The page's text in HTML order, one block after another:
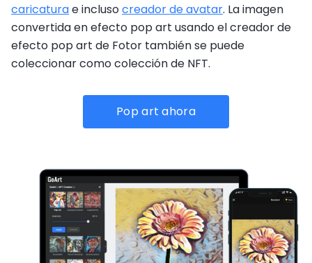
caricaturae inclusocreador de avatar. La imagen
convertida en efecto pop art usando el creador de
efecto pop art de Fotor también se puede
coleccionar como colección de NFT.
Pop art ahora